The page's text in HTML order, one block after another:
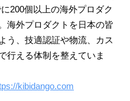
200個以上の海外プロダク
海外プロダクトを日本の皆
う、技適認証や物流、カス
行える体制を整えていま
kibidango.com